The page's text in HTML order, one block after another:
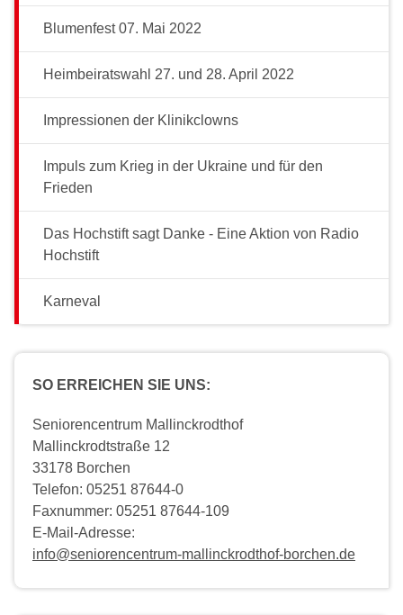
Blumenfest 07. Mai 2022
Heimbeiratswahl 27. und 28. April 2022
Impressionen der Klinikclowns
Impuls zum Krieg in der Ukraine und für den
Frieden
Das Hochstift sagt Danke - Eine Aktion von Radio
Hochstift
Karneval
SO ERREICHEN SIE UNS:
Seniorencentrum Mallinckrodthof
Mallinckrodtstraße 12
33178 Borchen
Telefon: 05251 87644-0
Faxnummer: 05251 87644-109
E-Mail-Adresse:
info@seniorencentrum-mallinckrodthof-borchen.de